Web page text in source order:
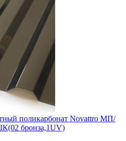
поликарбонат Novattro МП/
бронза,1UV)